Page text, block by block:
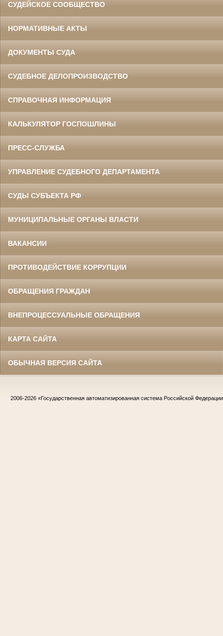
СУДЕЙСКОЕ СООБЩЕСТВО
НОРМАТИВНЫЕ АКТЫ
ДОКУМЕНТЫ СУДА
СУДЕБНОЕ ДЕЛОПРОИЗВОДСТВО
СПРАВОЧНАЯ ИНФОРМАЦИЯ
КАЛЬКУЛЯТОР ГОСПОШЛИНЫ
ПРЕСС-СЛУЖБА
УПРАВЛЕНИЕ СУДЕБНОГО ДЕПАРТАМЕНТА
СУДЫ СУБЪЕКТА РФ
МУНИЦИПАЛЬНЫЕ ОРГАНЫ ВЛАСТИ
ВАКАНСИИ
ПРОТИВОДЕЙСТВИЕ КОРРУПЦИИ
ОБРАЩЕНИЯ ГРАЖДАН
ВНЕПРОЦЕССУАЛЬНЫЕ ОБРАЩЕНИЯ
КАРТА САЙТА
ОБЫЧНАЯ ВЕРСИЯ САЙТА
2006-2026 «Государственная автоматизированная система Российской